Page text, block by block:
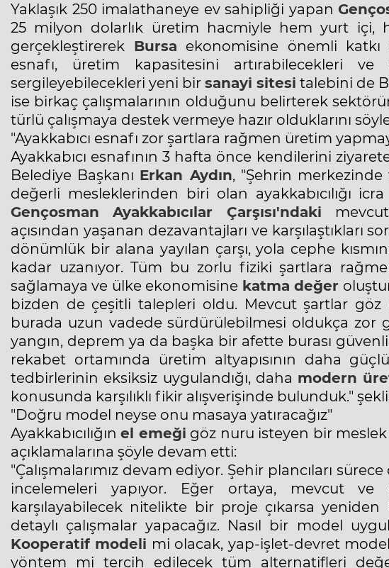
Yaklaşık 250 imalathaneye ev sahipliği yapan
25 milyon dolarlık üretim hacmiyle hem yurt içi,
gerçekleştirerek Bursa ekonomisine önemli katkı
esnafı, üretim kapasitesini artırabilecekleri
sergileyebilecekleri yeni bir sanayi sitesi talebini de
ise birkaç çalışmalarının olduğunu belirterek
türlü çalışmaya destek vermeye hazır olduklarını
"Ayakkabıcı esnafı zor şartlara rağmen üretim
Ayakkabıcı esnafının 3 hafta önce kendilerini
Belediye Başkanı Erkan Aydın, "Şehrin
değerli mesleklerinden biri olan ayakkabıcılığı
Gençosman
Ayakkabıcılar Çarşısı'ndaki
açısından yaşanan dezavantajları ve karşılaştıkları
dönümlük bir alana yayılan çarşı, yola cephe
kadar uzanıyor. Tüm bu zorlu fiziki şartlara
sağlamaya ve ülke ekonomisine katma değer
bizden de çeşitli talepleri oldu. Mevcut şartlar göz
burada uzun vadede sürdürülebilmesi oldukça zor
yangın, deprem ya da başka bir afette burası
rekabet ortamında üretim altyapısının daha
tedbirlerinin eksiksiz uygulandığı, daha modern
konusunda karşılıklı fikir alışverişinde bulunduk."
"Doğru model neyse onu masaya yatıracağız"
Ayakkabıcılığınel emeği göz nuru isteyen bir
açıklamalarına şöyle devam etti:
"Çalışmalarımız devam ediyor. Şehir plancıları
incelemeleri yapıyor. Eğer ortaya, mevcut ve
karşılayabilecek nitelikte bir proje çıkarsa
detaylı çalışmalar yapacağız. Nasıl bir model
Kooperatif modeli mi olacak, yap-işlet-devret
yöntem mi tercih edilecek tüm alternatifleri